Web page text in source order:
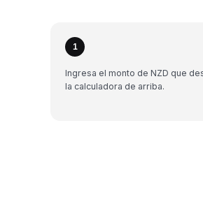
1
Ingresa el monto de NZD que
la calculadora de arriba.